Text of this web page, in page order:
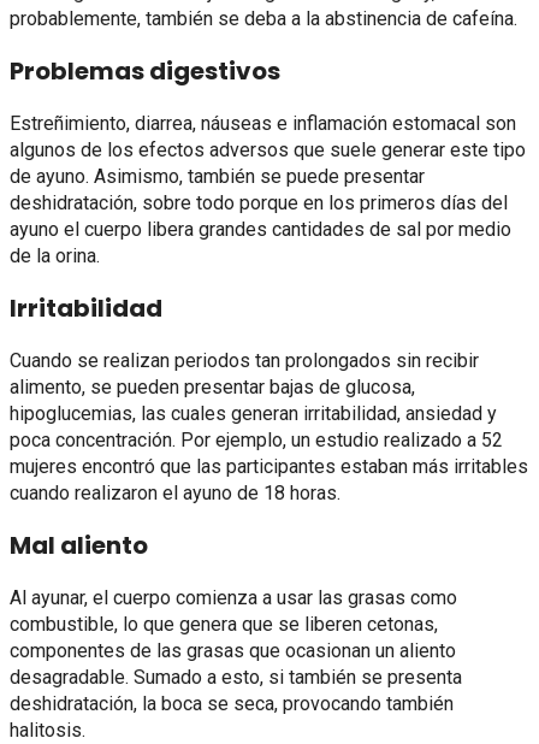
probablemente, también se deba a la abstinencia de cafeína.
Problemas digestivos
Estreñimiento, diarrea, náuseas e inflamación estomacal son
algunos de los efectos adversos que suele generar este tipo
de ayuno. Asimismo, también se puede presentar
deshidratación, sobre todo porque en los primeros días del
ayuno el cuerpo libera grandes cantidades de sal por medio
de la orina.
Irritabilidad
Cuando se realizan periodos tan prolongados sin recibir
alimento, se pueden presentar bajas de glucosa,
hipoglucemias, las cuales generan irritabilidad, ansiedad y
poca concentración. Por ejemplo, un estudio realizado a 52
mujeres encontró que las participantes estaban más irritables
cuando realizaron el ayuno de 18 horas.
Mal aliento
Al ayunar, el cuerpo comienza a usar las grasas como
combustible, lo que genera que se liberen cetonas,
componentes de las grasas que ocasionan un aliento
desagradable. Sumado a esto, si también se presenta
deshidratación, la boca se seca, provocando también
halitosis.